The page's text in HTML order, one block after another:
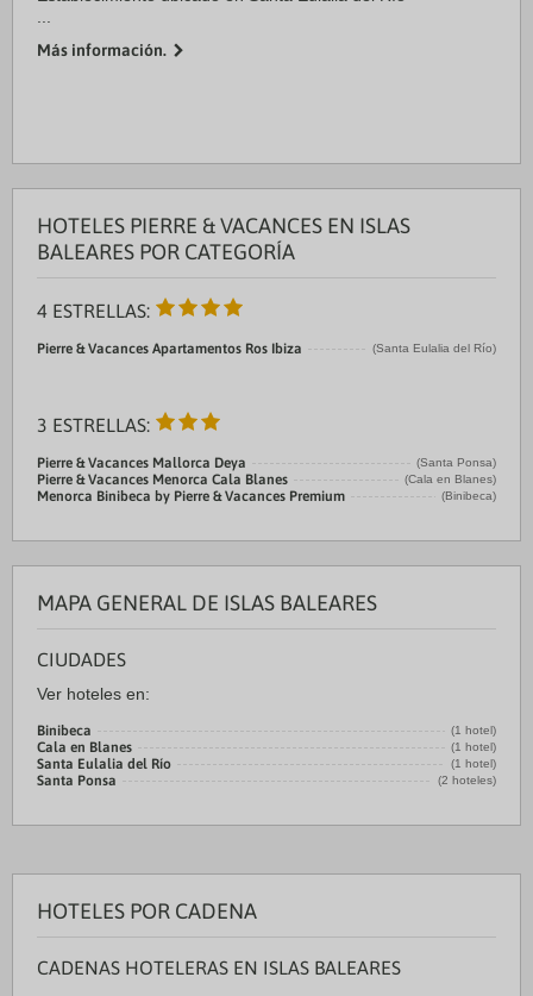
Más información.
HOTELES PIERRE & VACANCES EN ISLAS
BALEARES POR CATEGORÍA
4 ESTRELLAS:
Pierre & Vacances Apartamentos Ros Ibiza (Santa Eulalia del Río)
3 ESTRELLAS:
Pierre & Vacances Mallorca Deya (Santa Ponsa)
Pierre & Vacances Menorca Cala Blanes (Cala en Blanes)
Menorca Binibeca by Pierre & Vacances Premium (Binibeca)
MAPA GENERAL DE ISLAS BALEARES
CIUDADES
Ver hoteles en:
Binibeca (1 hotel)
Cala en Blanes (1 hotel)
Santa Eulalia del Río (1 hotel)
Santa Ponsa (2 hoteles)
HOTELES POR CADENA
CADENAS HOTELERAS EN ISLAS BALEARES